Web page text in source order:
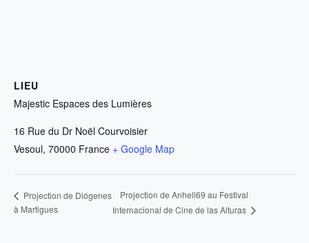
LIEU
Majestic Espaces des Lumières
16 Rue du Dr Noël Courvoisier
Vesoul, 70000 France + Google Map
Projection de Diógenes
à Martigues
Projection de Anhell69 au Festival
Internacional de Cine de las Alturas